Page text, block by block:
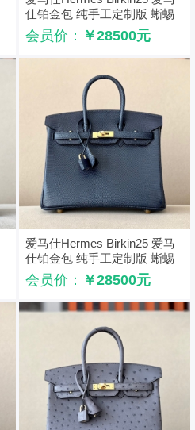
仕铂金包 纯手工定制版 蜥蜴
皮 雪花原色
会员价： ￥28500元
爱马仕Hermes Birkin25 爱马
仕铂金包 纯手工定制版 蜥蜴
皮 宝石蓝
会员价： ￥28500元